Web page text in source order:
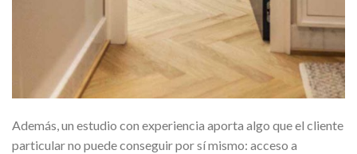
Además, un estudio con experiencia aporta algo que el cliente
particular no puede conseguir por sí mismo: acceso a